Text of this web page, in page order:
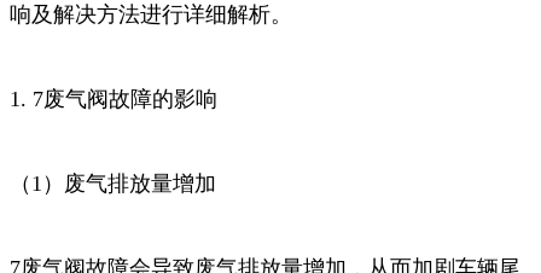
响及解决方法进行详细解析。
1. 7废气阀故障的影响
（1）废气排放量增加
7废气阀故障会导致废气排放量增加，从而加剧车辆尾